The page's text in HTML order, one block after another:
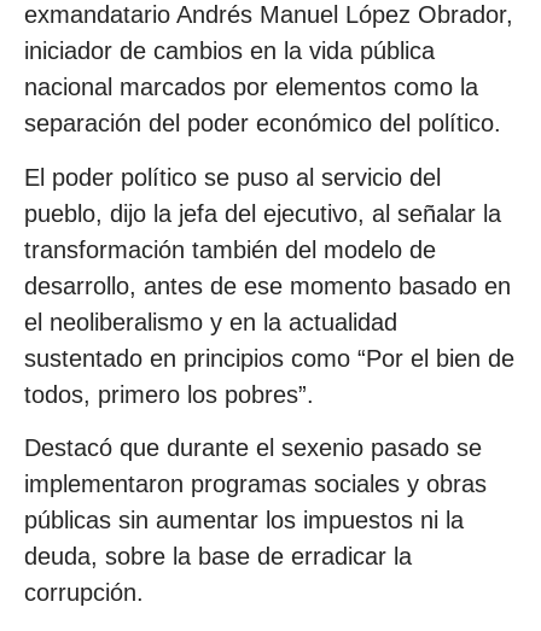
exmandatario Andrés Manuel López Obrador,
iniciador de cambios en la vida pública
nacional marcados por elementos como la
separación del poder económico del político.
El poder político se puso al servicio del
pueblo, dijo la jefa del ejecutivo, al señalar la
transformación también del modelo de
desarrollo, antes de ese momento basado en
el neoliberalismo y en la actualidad
sustentado en principios como “Por el bien de
todos, primero los pobres”.
Destacó que durante el sexenio pasado se
implementaron programas sociales y obras
públicas sin aumentar los impuestos ni la
deuda, sobre la base de erradicar la
corrupción.